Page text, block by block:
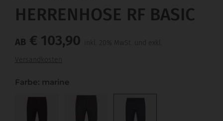
HERRENHOSE RF BASIC
AB € 103,90
inkl. 20% MwSt. und exkl.
Versandkosten
Farbe: marine